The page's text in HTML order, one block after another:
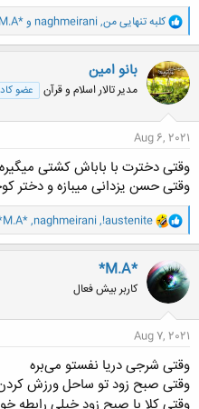
و
ا
ک
ن
ش
ه
ا
کلبه تنهایی من,
naghmeirani و
بانو امین
مدیر تالار اسلام و قرآن عضو
Aug 6, 2021
وقتی دخترت با باباش کشتی
وقتی حسن یزدانی میبازه و دختر
و
ا
ک
ش
ه
:
!austenite
,
naghmeirani
,
*M.A*
کاربر بیش فعال
Aug 7, 2021
وقتی شرجی دریا نفستو می‌بره
وقتی صبح زود تو ساحل ورزش